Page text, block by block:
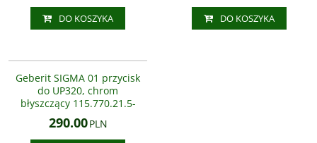
DO KOSZYKA DO KOSZYKA
Geberit SIGMA 01 przycisk
do UP320, chrom
błyszczący 115.770.21.5-
290.00PLN